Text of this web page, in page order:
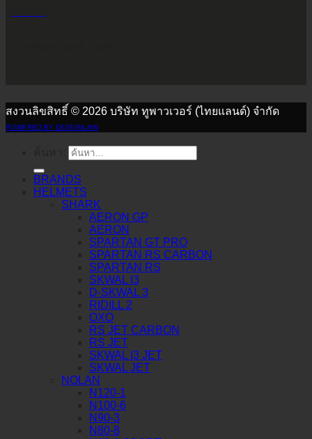
สงวนลิขสิทธิ์ © 2026 บริษัท ทูพาวเวอร์ (ไทยแลนด์) จำกัด
POWERED BY DESIGNLNW
BRANDS
HELMETS
SHARK
AERON GP
AERON
SPARTAN GT PRO
SPARTAN RS CARBON
SPARTAN RS
SKWAL I3
D-SKWAL 3
RIDILL 2
OXO
RS JET CARBON
RS JET
SKWAL I3 JET
SKWAL JET
NOLAN
N120-1
N100-6
N90-3
N80-8